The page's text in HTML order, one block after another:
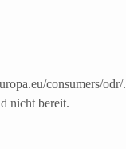
consumers/odr/.
nicht bereit.